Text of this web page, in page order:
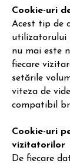
Cookie-uri
Acest tip de
utilizatorului
nu mai este
fiecare
setările
viteza de
compatibil
Cookie-uri
vizitatorilor
De fiecare